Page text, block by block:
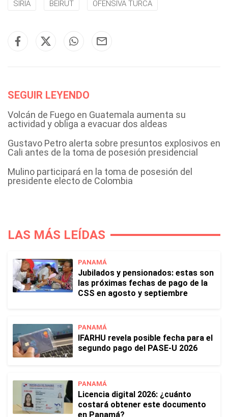
SIRIA BEIRUT OFENSIVA TURCA
SEGUIR LEYENDO
Volcán de Fuego en Guatemala aumenta su
actividad y obliga a evacuar dos aldeas
Gustavo Petro alerta sobre presuntos explosivos en
Cali antes de la toma de posesión presidencial
Mulino participará en la toma de posesión del
presidente electo de Colombia
LAS MÁS LEÍDAS
PANAMÁ
Jubilados y pensionados: estas son
las próximas fechas de pago de la
CSS en agosto y septiembre
PANAMÁ
IFARHU revela posible fecha para el
segundo pago del PASE-U 2026
PANAMÁ
Licencia digital 2026: ¿cuánto
costará obtener este documento
en Panamá?